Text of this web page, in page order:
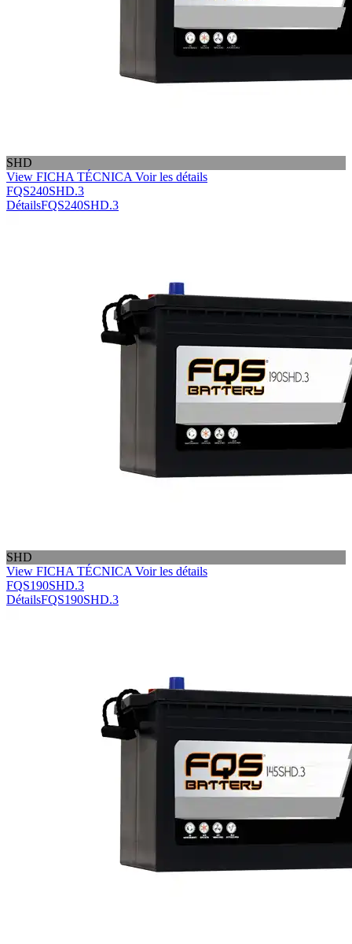
SHD
View FICHA TÉCNICA Voir les détails
FQS240SHD.3
DétailsFQS240SHD.3
SHD
View FICHA TÉCNICA Voir les détails
FQS190SHD.3
DétailsFQS190SHD.3